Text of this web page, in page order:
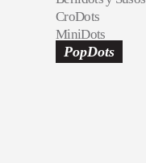
CroDots
MiniDots
PopDots